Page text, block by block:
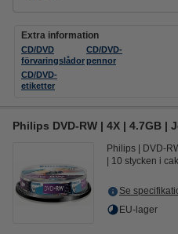
Extra information
CD/DVD
förvaringslådor
CD/DVD-
pennor
CD/DVD-
etiketter
Philips DVD-RW | 4X | 4.7GB |
Philips DVD-
10 stycken i
Se
EU-lager